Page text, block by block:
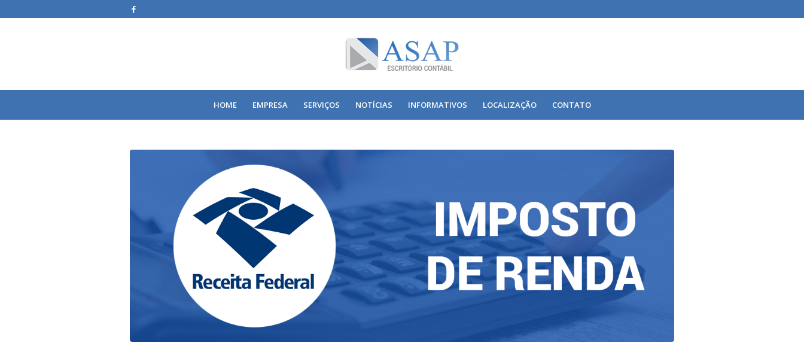
HOME EMPRESA SERVIÇOS NOTÍCIAS INFORMATIVOS LOCALIZAÇÃO CONTATO